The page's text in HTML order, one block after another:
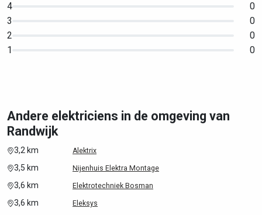
4
0
3
0
2
0
1
0
Andere elektriciens in de omgeving van
Randwijk
3,2 km Alektrix
3,5 km Nijenhuis Elektra Montage
3,6 km Elektrotechniek Bosman
3,6 km Eleksys